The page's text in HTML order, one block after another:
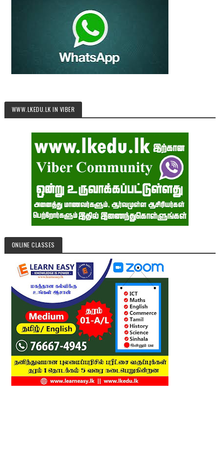
WWW.LKEDU.LK IN VIBER
ONLINE CLASSES